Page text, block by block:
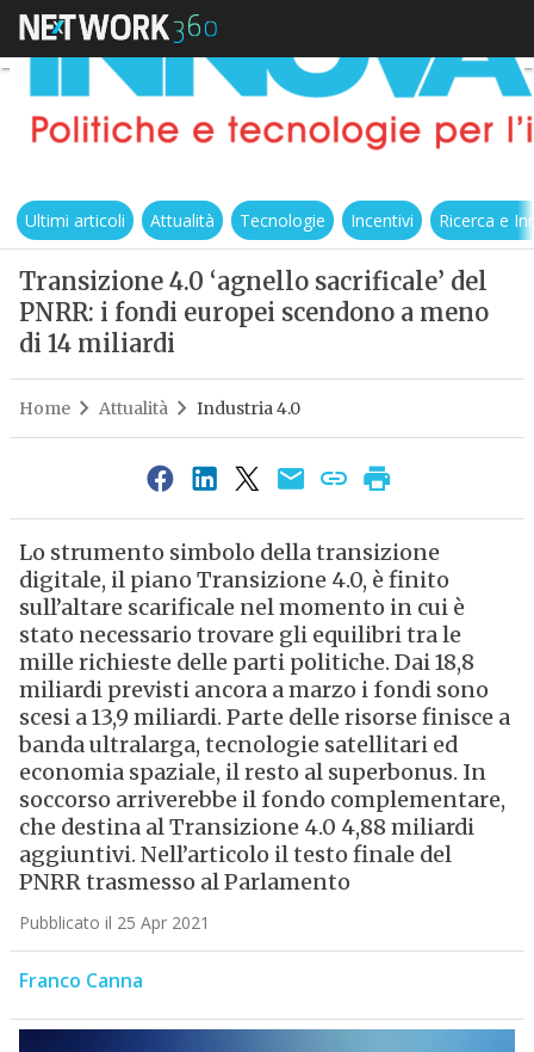
Ultimi articoli Attualità Tecnologie Incentivi Ricerca e
Transizione 4.0 ‘agnello sacrificale’ del
PNRR: i fondi europei scendono a meno
di 14 miliardi
Home Attualità Industria 4.0
Lo strumento simbolo della transizione
digitale, il piano Transizione 4.0, è finito
sull’altare scarificale nel momento in cui è
stato necessario trovare gli equilibri tra le
mille richieste delle parti politiche. Dai 18,8
miliardi previsti ancora a marzo i fondi sono
scesi a 13,9 miliardi. Parte delle risorse finisce a
banda ultralarga, tecnologie satellitari ed
economia spaziale, il resto al superbonus. In
soccorso arriverebbe il fondo complementare,
che destina al Transizione 4.0 4,88 miliardi
aggiuntivi. Nell’articolo il testo finale del
PNRR trasmesso al Parlamento
Pubblicato il 25 Apr 2021
Franco Canna